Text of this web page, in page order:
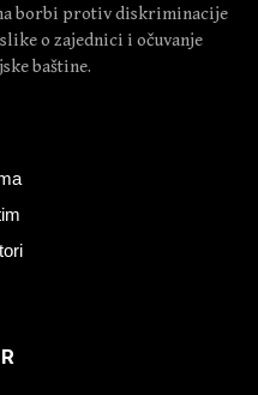
borbi protiv diskriminacije
o zajednici i očuvanje
baštine.